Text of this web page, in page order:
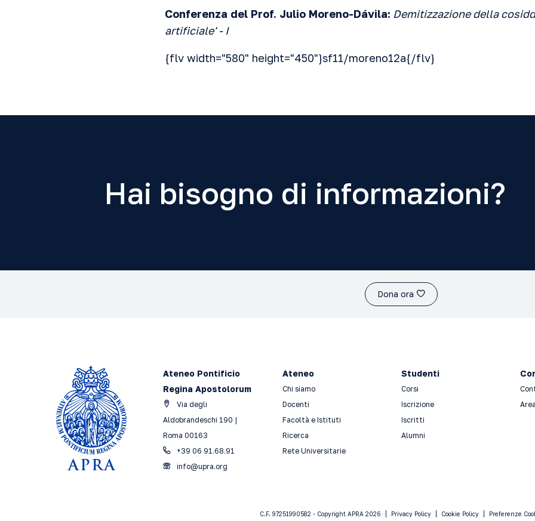
Conferenza del Prof. Julio Moreno-Dávila: Demitizzazione della
artificiale' - I
{flv width="580" height="450"}sf11/moreno12a{/flv}
Hai bisogno di informazioni?
Dona ora
Ateneo Pontificio
Regina Apostolorum
Via degli
Aldobrandeschi 190 |
Roma 00163
+39 06 91.68.91
info@upra.org
Ateneo
Chi siamo
Docenti
Facoltà e Istituti
Ricerca
Rete Universitarie
Studenti
Corsi
Iscrizione
Iscritti
Alumni
C.F. 97251990582 - Copyright APRA 2026 Privacy Policy Cookie Policy Preferenze